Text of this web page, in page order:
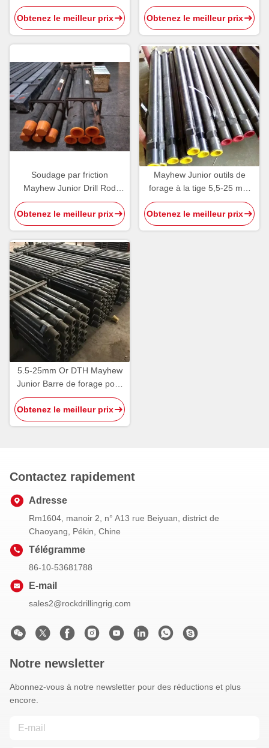
opérations de forage en
profondeur
Obtenez le meilleur prix Obtenez le meilleur prix
Soudage par friction
Mayhew Junior Drill Rod
pour les équipements de
forage miniers
Obtenez le meilleur prix
Mayhew Junior outils de
forage à la tige 5,5-25 mm
pour la machine de forage
de puits d'eau
Obtenez le meilleur prix
5.5-25mm Or DTH Mayhew
Junior Barre de forage pour
la forge lourde et le forage
de précision
Obtenez le meilleur prix
Contactez rapidement
Adresse
Rm1604, manoir 2, n° A13 rue Beiyuan, district de
Chaoyang, Pékin, Chine
Télégramme
86-10-53681788
E-mail
sales2@rockdrillingrig.com
Notre newsletter
Abonnez-vous à notre newsletter pour des réductions et plus
encore.